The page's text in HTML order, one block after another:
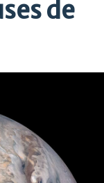
de